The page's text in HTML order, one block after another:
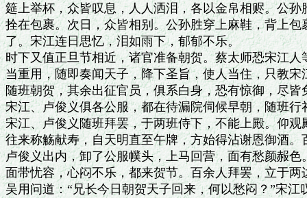
筵上举杯，众皆叹息，人人洒泪，各以金帛相赆。公
拴在包裹。次日，众皆相别。公孙胜穿上麻鞋，背上
了。宋江连日思忆，泪如雨下，郁郁不乐。
时下又值正旦节相近，诸官准备朝贺。蔡太师恐宋江
当重用，随即奏闻天子，降下圣旨，使人当住，只教
随班朝贺，其余出征官员，俱系白身，恐有惊御，尽
宋江、卢俊义俱各公服，都在待漏院伺候早朝，随班
宋江、卢俊义随班拜罢，于两班侍下，不能上殿。仰
往来称觞献寿，自天明直至午牌，方始得沾谢恩御酒
卢俊义出内，卸了公服幞头，上马回营，面有愁颜赧
面带忧容，心闷不乐，都来贺节。百余人拜罢，立于两
吴用问道：“兄长今日朝贺天子回来，何以愁闷？”宋江